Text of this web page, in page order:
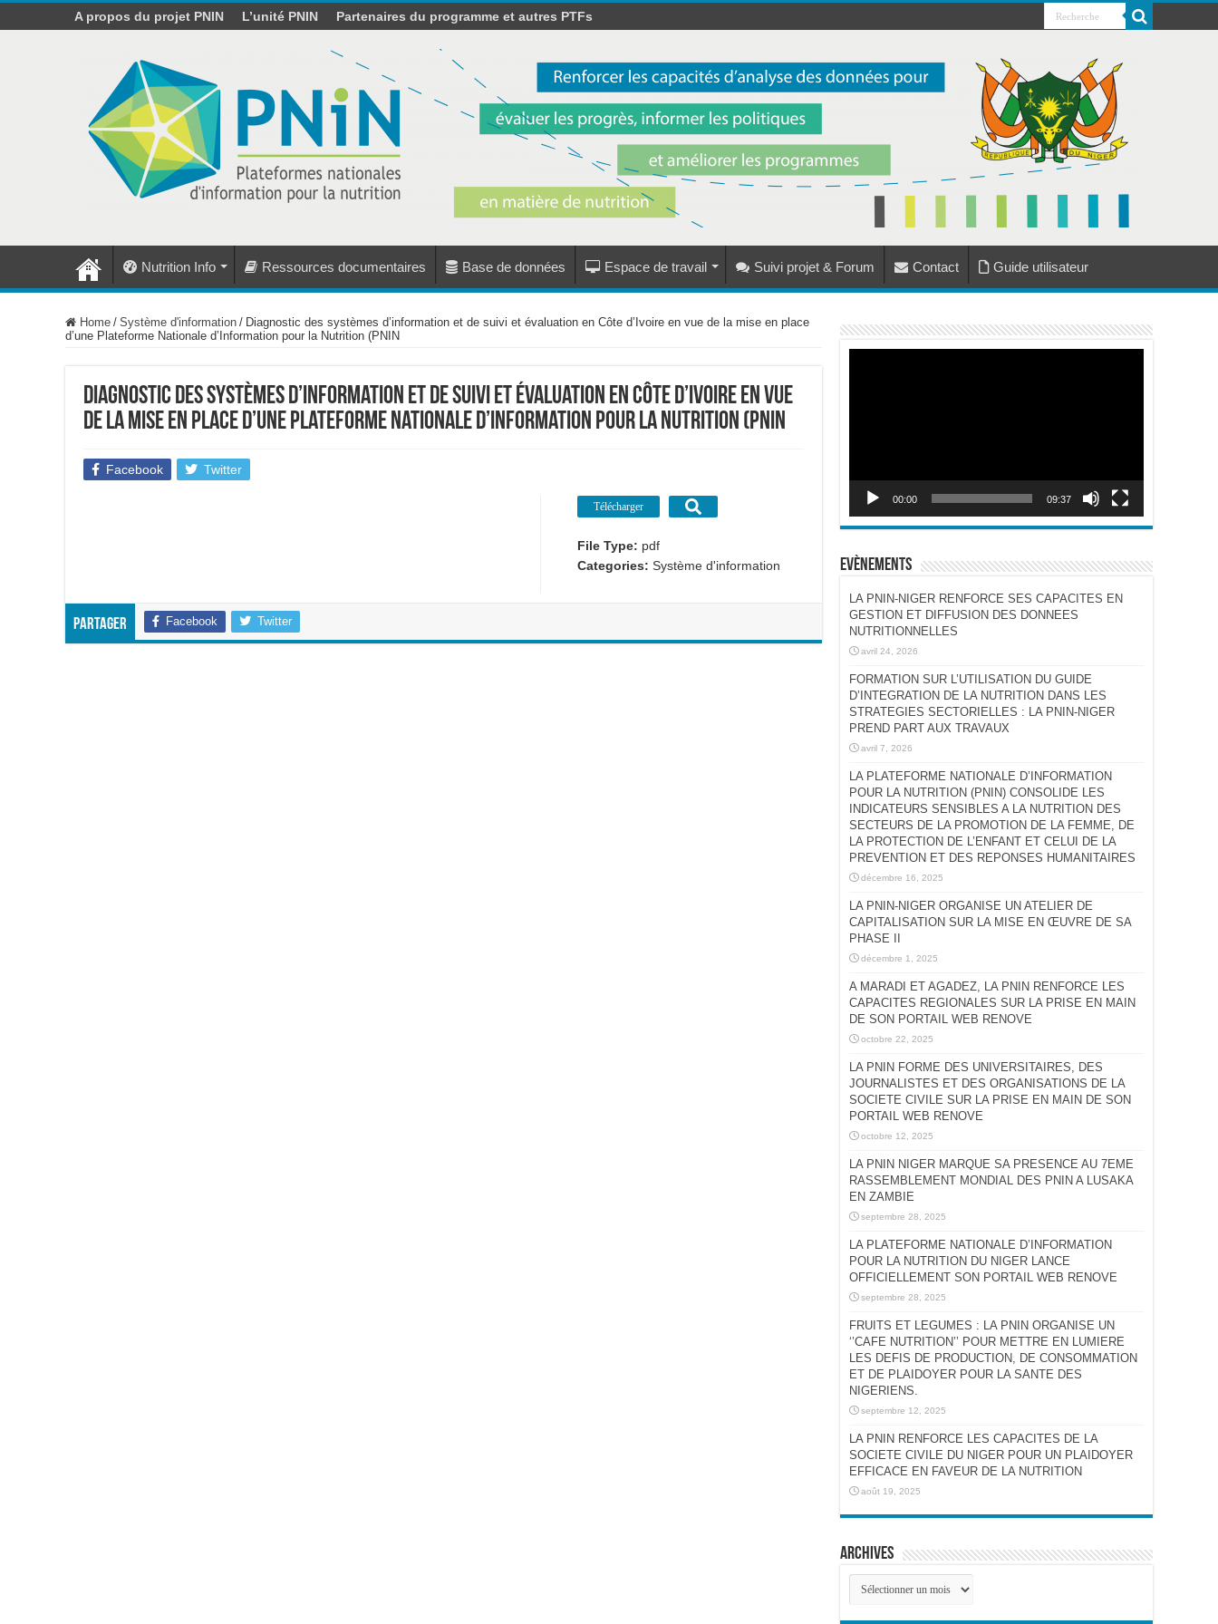
A propos du projet PNIN L’unité PNIN Partenaires du programme et autres PTFs
Nutrition Info Ressources documentaires Base de données Espace de travail Suivi projet & Forum Contact Guide utilisateur
Home / Système d'information / Diagnostic des systèmes d’information et de suivi et évaluation en Côte d’Ivoire en vue de la mise en place
d’une Plateforme Nationale d’Information pour la Nutrition (PNIN
Diagnostic des systèmes d’information et de suivi et évaluation en Côte d’Ivoire en vue
de la mise en place d’une Plateforme Nationale d’Information pour la Nutrition (PNIN
Facebook Twitter
Télécharger
File Type: pdf
Categories:Système d'information
Partager Facebook Twitter
00:00 09:37
Evènements
LA PNIN-NIGER RENFORCE SES CAPACITES EN
GESTION ET DIFFUSION DES DONNEES
NUTRITIONNELLES
avril 24, 2026
FORMATION SUR L’UTILISATION DU GUIDE
D’INTEGRATION DE LA NUTRITION DANS LES
STRATEGIES SECTORIELLES : LA PNIN-NIGER
PREND PART AUX TRAVAUX
avril 7, 2026
LA PLATEFORME NATIONALE D’INFORMATION
POUR LA NUTRITION (PNIN) CONSOLIDE LES
INDICATEURS SENSIBLES A LA NUTRITION DES
SECTEURS DE LA PROMOTION DE LA FEMME, DE
LA PROTECTION DE L’ENFANT ET CELUI DE LA
PREVENTION ET DES REPONSES HUMANITAIRES
décembre 16, 2025
LA PNIN-NIGER ORGANISE UN ATELIER DE
CAPITALISATION SUR LA MISE EN ŒUVRE DE SA
PHASE II
décembre 1, 2025
A MARADI ET AGADEZ, LA PNIN RENFORCE LES
CAPACITES REGIONALES SUR LA PRISE EN MAIN
DE SON PORTAIL WEB RENOVE
octobre 22, 2025
LA PNIN FORME DES UNIVERSITAIRES, DES
JOURNALISTES ET DES ORGANISATIONS DE LA
SOCIETE CIVILE SUR LA PRISE EN MAIN DE SON
PORTAIL WEB RENOVE
octobre 12, 2025
LA PNIN NIGER MARQUE SA PRESENCE AU 7EME
RASSEMBLEMENT MONDIAL DES PNIN A LUSAKA
EN ZAMBIE
septembre 28, 2025
LA PLATEFORME NATIONALE D’INFORMATION
POUR LA NUTRITION DU NIGER LANCE
OFFICIELLEMENT SON PORTAIL WEB RENOVE
septembre 28, 2025
FRUITS ET LEGUMES : LA PNIN ORGANISE UN
‘’CAFE NUTRITION’’ POUR METTRE EN LUMIERE
LES DEFIS DE PRODUCTION, DE CONSOMMATION
ET DE PLAIDOYER POUR LA SANTE DES
NIGERIENS.
septembre 12, 2025
LA PNIN RENFORCE LES CAPACITES DE LA
SOCIETE CIVILE DU NIGER POUR UN PLAIDOYER
EFFICACE EN FAVEUR DE LA NUTRITION
août 19, 2025
Archives
Archives